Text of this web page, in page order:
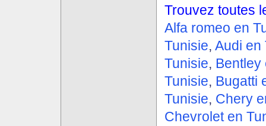
Trouvez toutes
Alfa romeo en
Tunisie, Audi en
Tunisie, Bentley
Tunisie, Bugatti
Tunisie, Chery
Chevrolet en